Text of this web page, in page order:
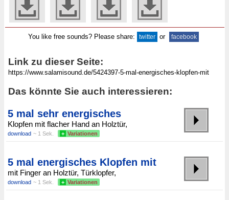
You like free sounds? Please share: twitter or facebook
Link zu dieser Seite:
Das könnte Sie auch interessieren:
5 mal sehr energisches
Klopfen mit flacher Hand an Holztür,
download ~ 1 Sek. + Variationen
5 mal energisches Klopfen mit
mit Finger an Holztür, Türklopfer,
download ~ 1 Sek. + Variationen